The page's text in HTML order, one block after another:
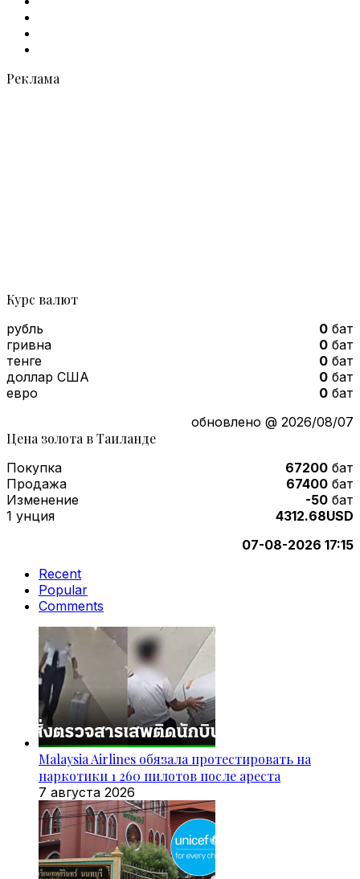
Реклама
Курс валют
рубль 0 бат
гривна
0 бат
тенге
0 бат
доллар США
0 бат
евро
0 бат
обновлено @ 2026/08/07
Цена золота в Таиланде
Покупка 67200 бат
Продажа
67400 бат
Изменение
-50 бат
1 унция
4312.68USD
07-08-2026 17:15
Recent
Popular
Comments
Malaysia Airlines обязала протестировать на
наркотики 1 260 пилотов после ареста
7 августа 2026